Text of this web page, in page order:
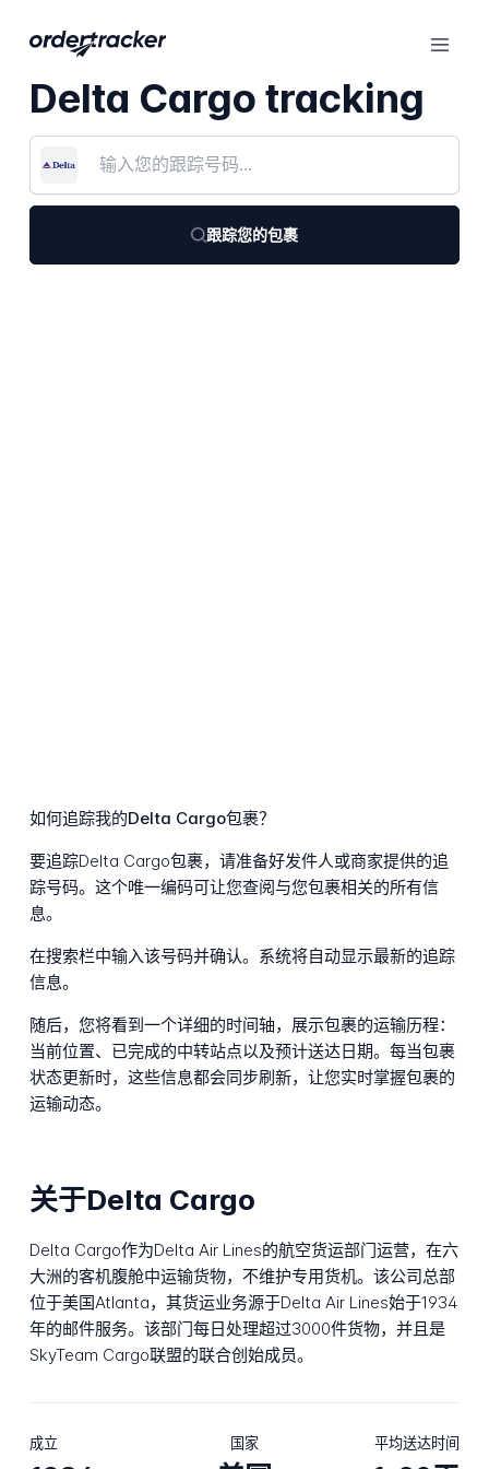
Delta Cargo tracking
跟踪您的包裹
如何追踪我的Delta Cargo包裹？
要追踪Delta Cargo包裹，请准备好发件人或商家提供的追
踪号码。这个唯一编码可让您查阅与您包裹相关的所有信
息。
在搜索栏中输入该号码并确认。系统将自动显示最新的追踪
信息。
随后，您将看到一个详细的时间轴，展示包裹的运输历程：
当前位置、已完成的中转站点以及预计送达日期。每当包裹
状态更新时，这些信息都会同步刷新，让您实时掌握包裹的
运输动态。
关于Delta Cargo
Delta Cargo作为Delta Air Lines的航空货运部门运营，在六
大洲的客机腹舱中运输货物，不维护专用货机。该公司总部
位于美国Atlanta，其货运业务源于Delta Air Lines始于1934
年的邮件服务。该部门每日处理超过3000件货物，并且是
SkyTeam Cargo联盟的联合创始成员。
成立 国家 平均送达时间